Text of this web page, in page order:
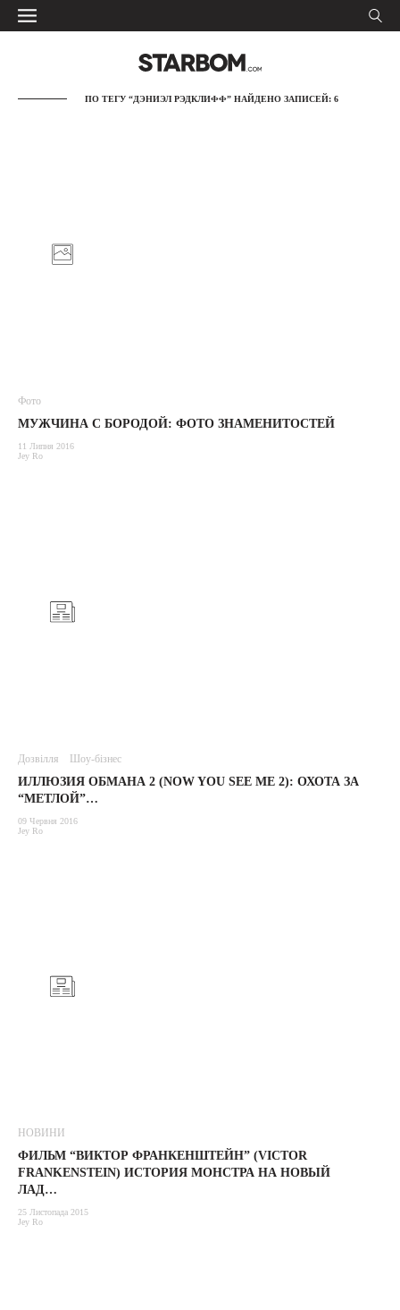
ПО ТЕГУ “ДЭНИЭЛ РЭДКЛИФФ” НАЙДЕНО ЗАПИСЕЙ: 6
Фото
МУЖЧИНА С БОРОДОЙ: ФОТО ЗНАМЕНИТОСТЕЙ
11 Липня 2016
Jey Ro
Дозвілля Шоу-бізнес
ИЛЛЮЗИЯ ОБМАНА 2 (NOW YOU SEE ME 2): ОХОТА ЗА
“МЕТЛОЙ”…
09 Червня 2016
Jey Ro
НОВИНИ
ФИЛЬМ “ВИКТОР ФРАНКЕНШТЕЙН” (VICTOR
FRANKENSTEIN) ИСТОРИЯ МОНСТРА НА НОВЫЙ
ЛАД…
25 Листопада 2015
Jey Ro